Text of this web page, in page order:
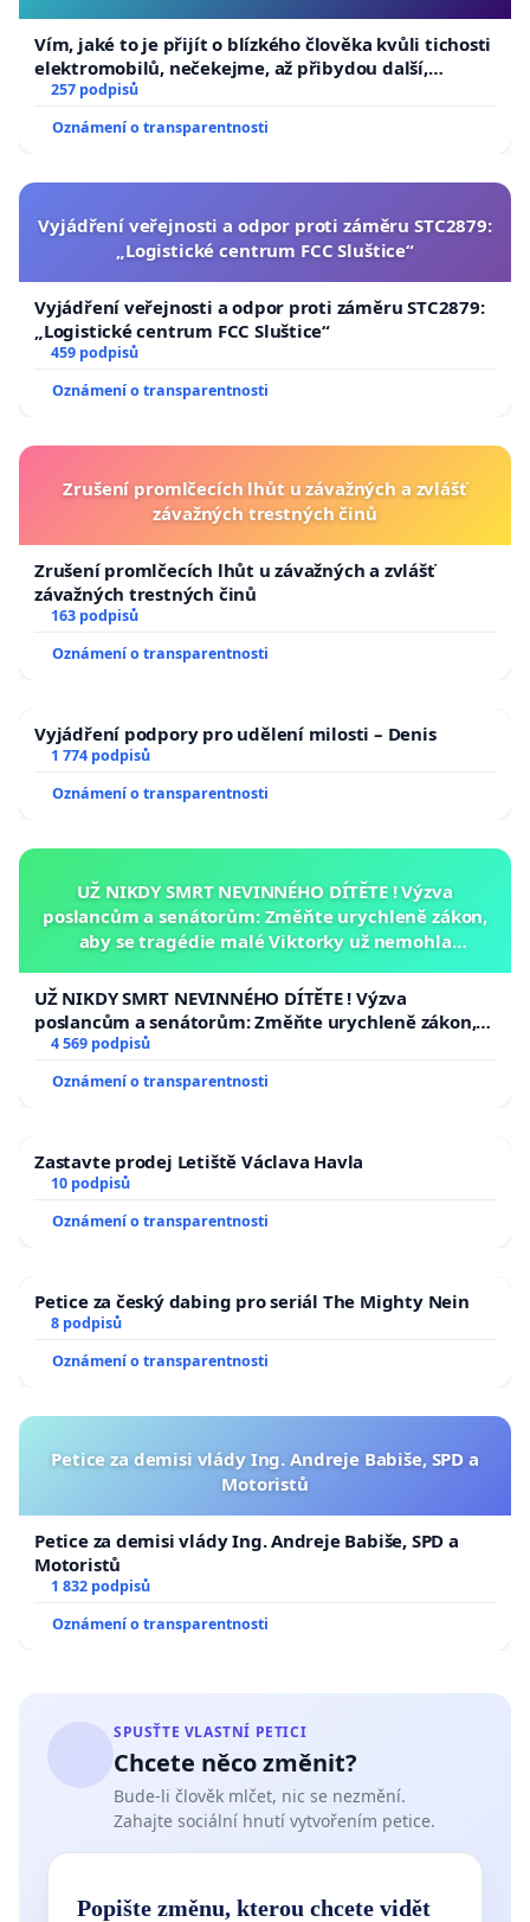
Vím, jaké to je přijít o blízkého člověka kvůli tichosti
elektromobilů, nečekejme, až přibydou další,
zaveďme slyšitelná auta!
257 podpisů
Oznámení o transparentnosti
Vyjádření veřejnosti a odpor proti záměru STC2879:
„Logistické centrum FCC Sluštice“
Vyjádření veřejnosti a odpor proti záměru STC2879:
„Logistické centrum FCC Sluštice“
459 podpisů
Oznámení o transparentnosti
Zrušení promlčecích lhůt u závažných a zvlášť
závažných trestných činů
Zrušení promlčecích lhůt u závažných a zvlášť
závažných trestných činů
163 podpisů
Oznámení o transparentnosti
Vyjádření podpory pro udělení milosti – Denis
1 774 podpisů
Oznámení o transparentnosti
UŽ NIKDY SMRT NEVINNÉHO DÍTĚTE ! Výzva
poslancům a senátorům: Změňte urychleně zákon,
aby se tragédie malé Viktorky už nemohla
UŽ NIKDY SMRT NEVINNÉHO DÍTĚTE ! Výzva
poslancům a senátorům: Změňte urychleně zákon,
aby se tragédie malé Viktorky už nemohla opakovat!
4 569 podpisů
Oznámení o transparentnosti
Zastavte prodej Letiště Václava Havla
10 podpisů
Oznámení o transparentnosti
Petice za český dabing pro seriál The Mighty Nein
8 podpisů
Oznámení o transparentnosti
Petice za demisi vlády Ing. Andreje Babiše, SPD a
Motoristů
Petice za demisi vlády Ing. Andreje Babiše, SPD a
Motoristů
1 832 podpisů
Oznámení o transparentnosti
SPUSŤTE VLASTNÍ PETICI
Chcete něco změnit?
Bude-li člověk mlčet, nic se nezmění.
Zahajte sociální hnutí vytvořením petice.
Popište změnu, kterou chcete vidět